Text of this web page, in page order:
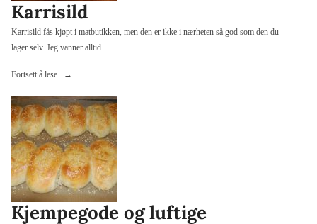
Karrisild
Karrisild fås kjøpt i matbutikken, men den er ikke i nærheten så god som den du
lager selv. Jeg vanner alltid
Fortsett å lese «Karrisild»
Kjempegode og luftige